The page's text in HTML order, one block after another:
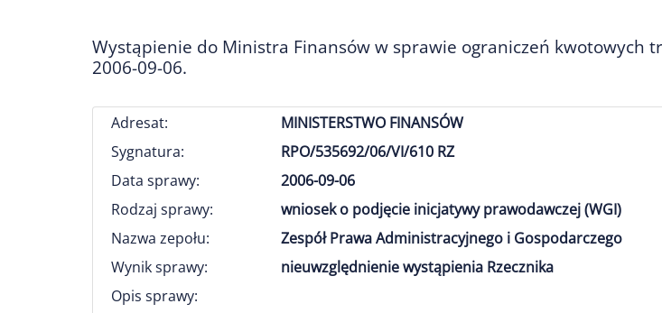
Wystąpienie do Ministra Finansów w sprawie ograniczeń kwotowych
2006-09-06.
Adresat:
MINISTERSTWO FINANSÓW
Sygnatura:
RPO/535692/06/VI/610 RZ
Data sprawy:
2006-09-06
Rodzaj sprawy:
wniosek o podjęcie inicjatywy prawodawczej (WGI)
Nazwa zepołu:
Zespół Prawa Administracyjnego i Gospodarczego
Wynik sprawy:
nieuwzględnienie wystąpienia Rzecznika
Opis sprawy: